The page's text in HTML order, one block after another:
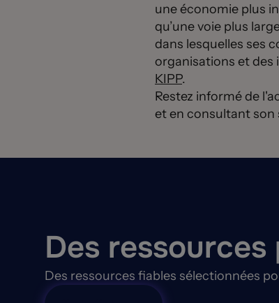
une économie plus
qu’une voie plus
dans lesquelles ses
organisations et des
KIPP.
Restez informé de
et en consultant son
Des
Des ressources fiables sélectionnées